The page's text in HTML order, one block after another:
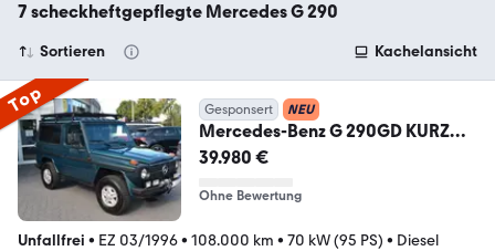
7 scheckheftgepflegte Mercedes G 290
Sortieren Kachelansicht
Top Gesponsert NEU
Mercedes-Benz G 290GD KURZ
mit H-Zulassung ab 5,49% Finz!
39.980 €
Ohne Bewertung
Unfallfrei • EZ 03/1996• 108.000 km • 70 kW (95 PS) • Diesel